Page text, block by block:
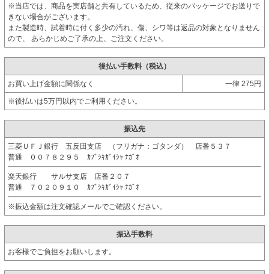
※当店では、商品を実店舗と共有しているため、従来のパッケージでお送りで
きない場合がございます。
また製造時、試着時に付く多少の汚れ、傷、シワ等は返品の対象となりません
ので、 あらかじめご了承の上、ご注文ください。
後払い手数料（税込）
お買い上げ金額に関係なく 一律 275円
※後払いは5万円以内でご利用ください。
振込先
三菱ＵＦＪ銀行 五反田支店 （フリガナ：ゴタンダ） 店番５３７
普通 ００７８２９５ ｶﾌﾞｼｷｶﾞｲｼｬ ﾅｶﾞｵ
楽天銀行 サルサ支店 店番２０７
普通 ７０２０９１０ ｶﾌﾞｼｷｶﾞｲｼｬ ﾅｶﾞｵ
※振込金額は注文確認メールでご確認ください。
振込手数料
お客様でご負担をお願いします。